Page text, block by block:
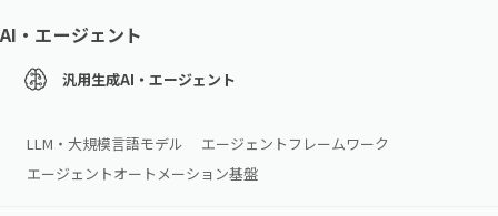
AI・エージェント
汎用生成AI・エージェント
LLM・大規模言語モデル
エージェントフレームワーク
エージェントオートメーション基盤